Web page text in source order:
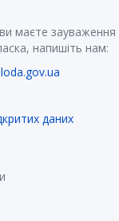
маєте зауваження
напишіть нам:
даних